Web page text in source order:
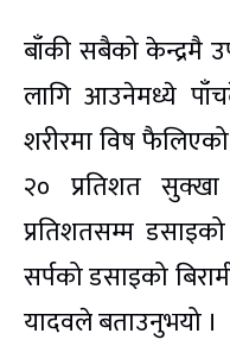
बाँकी सबैको केन्द्रमै
लागि आउनेमध्ये
शरीरमा विष
२० प्रतिशत
प्रतिशतसम्म
सर्पको डसाइको
यादवले बताउनुभयो ।